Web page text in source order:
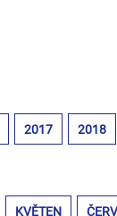
2017 2018
KVĚTEN